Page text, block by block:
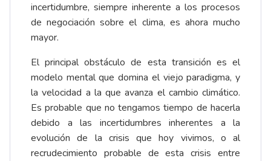
incertidumbre, siempre inherente a los procesos
de negociación sobre el clima, es ahora mucho
mayor.
El principal obstáculo de esta transición es el
modelo mental que domina el viejo paradigma, y
la velocidad a la que avanza el cambio climático.
Es probable que no tengamos tiempo de hacerla
debido a las incertidumbres inherentes a la
evolución de la crisis que hoy vivimos, o al
recrudecimiento probable de esta crisis entre